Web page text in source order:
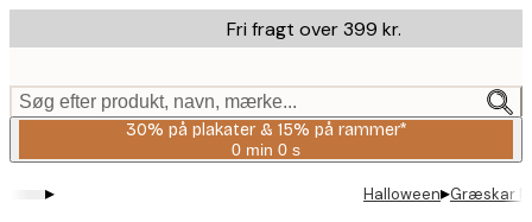
to
content.
Fri fragt over 399 kr.
Søg efter produkt, navn, mærke...
30% på plakater & 15% på rammer*
0 min 0 s
Gyldig
▸ Halloween▸Græskar